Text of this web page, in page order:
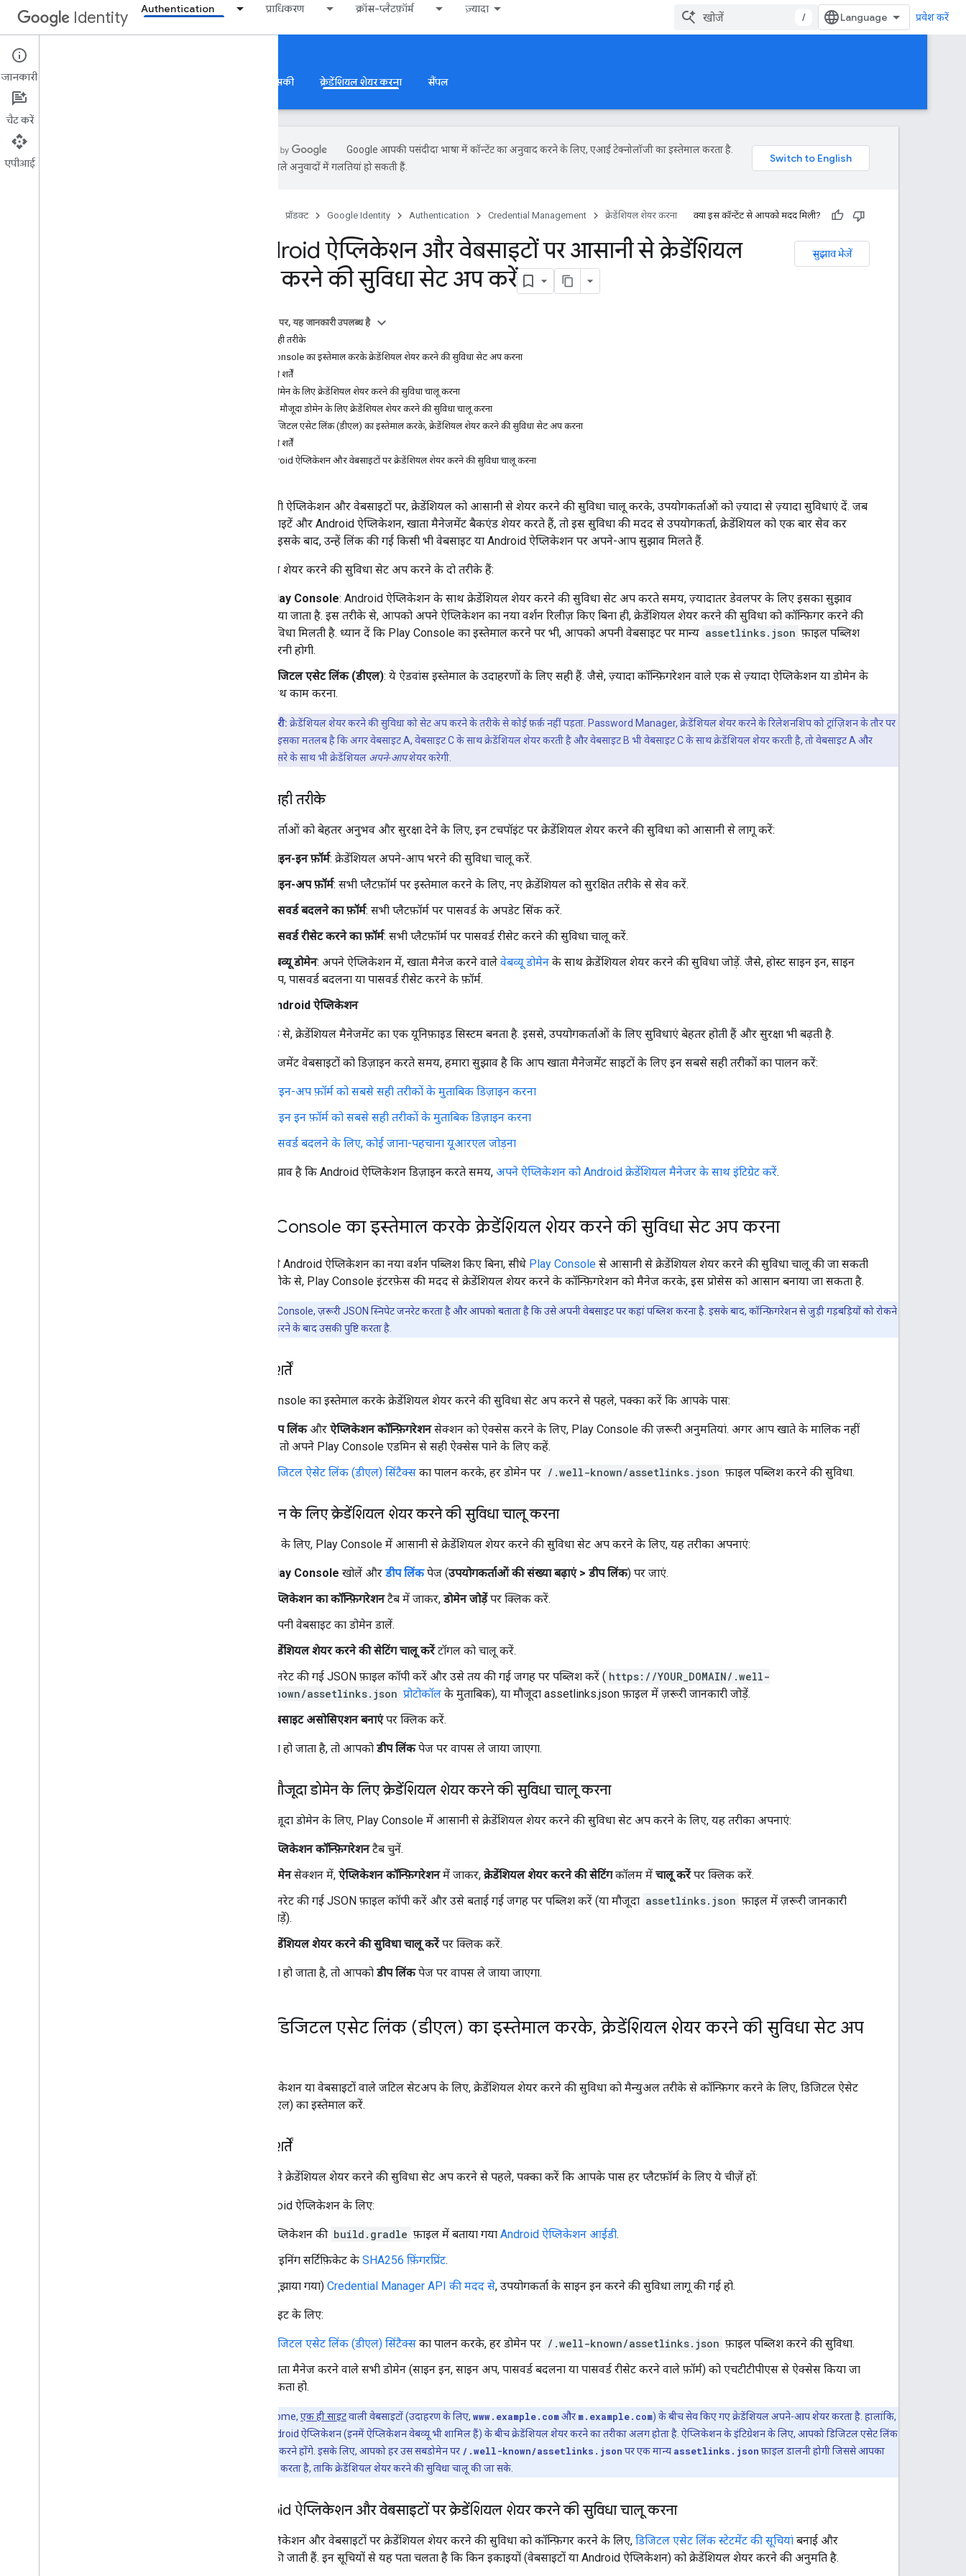
Identity Authentication प्राधिकरण क्रॉस-प्लैटफ़ॉर्म ज़्यादा
/ प्रवेश करें
Credential Management
Google से साइन इन करें पासकी क्रेडेंशियल शेयर करना सैंपल
Google आपकी पसंदीदा भाषा में कॉन्टेंट का अनुवाद करने के लिए, एआई टेक्नोलॉजी का इस्तेमाल करता है.
एआई से मिले अनुवादों में गलतियां हो सकती हैं.
प्रॉडक्ट Google Identity Authentication Credential Management क्रेडेंशियल शेयर करना क्या इस कॉन्टेंट से आपको मदद मिली?
सुझाव भेजें
Android ऐप्लिकेशन और वेबसाइटों पर आसानी से क्रेडेंशियल
शेयर करने की सुविधा सेट अप करें
इस पेज पर, यह जानकारी उपलब्ध है
सबसे सही तरीके
Play Console का इस्तेमाल करके क्रेडेंशियल शेयर करने की सुविधा सेट अप करना
ज़रूरी शर्तें
नए डोमेन के लिए क्रेडेंशियल शेयर करने की सुविधा चालू करना
किसी मौजूदा डोमेन के लिए क्रेडेंशियल शेयर करने की सुविधा चालू करना
सिर्फ़ डिजिटल एसेट लिंक (डीएल) का इस्तेमाल करके, क्रेडेंशियल शेयर करने की सुविधा सेट अप करना
ज़रूरी शर्तें
Android ऐप्लिकेशन और वेबसाइटों पर क्रेडेंशियल शेयर करने की सुविधा चालू करना
अपने सभी ऐप्लिकेशन और वेबसाइटों पर, क्रेडेंशियल को आसानी से शेयर करने की सुविधा चालू करके, उपयोगकर्ताओं को ज़्यादा से ज़्यादा सुविधाएं दें. जब
कई वेबसाइटें और Android ऐप्लिकेशन, खाता मैनेजमेंट बैकएंड शेयर करते हैं, तो इस सुविधा की मदद से उपयोगकर्ता, क्रेडेंशियल को एक बार सेव कर
सकते हैं. इसके बाद, उन्हें लिंक की गई किसी भी वेबसाइट या Android ऐप्लिकेशन पर अपने-आप सुझाव मिलते हैं.
क्रेडेंशियल शेयर करने की सुविधा सेट अप करने के दो तरीके हैं:
Play Console: Android ऐप्लिकेशन के साथ क्रेडेंशियल शेयर करने की सुविधा सेट अप करते समय, ज़्यादातर डेवलपर के लिए इसका सुझाव
दिया जाता है. इस तरीके से, आपको अपने ऐप्लिकेशन का नया वर्शन रिलीज़ किए बिना ही, क्रेडेंशियल शेयर करने की सुविधा को कॉन्फ़िगर करने की
सुविधा मिलती है. ध्यान दें कि Play Console का इस्तेमाल करने पर भी, आपको अपनी वेबसाइट पर मान्य assetlinks.json फ़ाइल पब्लिश
करनी होगी.
डिजिटल एसेट लिंक (डीएल): ये ऐडवांस इस्तेमाल के उदाहरणों के लिए सही हैं. जैसे, ज़्यादा कॉन्फ़िगरेशन वाले एक से ज़्यादा ऐप्लिकेशन या डोमेन के
साथ काम करना.
अहम जानकारी: क्रेडेंशियल शेयर करने की सुविधा को सेट अप करने के तरीके से कोई फ़र्क़ नहीं पड़ता. Password Manager, क्रेडेंशियल शेयर करने के रिलेशनशिप को ट्रांज़िशन के तौर पर
इस्तेमाल करता है. इसका मतलब है कि अगर वेबसाइट A, वेबसाइट C के साथ क्रेडेंशियल शेयर करती है और वेबसाइट B भी वेबसाइट C के साथ क्रेडेंशियल शेयर करती है, तो वेबसाइट A और
वेबसाइट B, एक-दूसरे के साथ भी क्रेडेंशियल अपने-आपशेयर करेगी.
सबसे सही तरीके
उपयोगकर्ताओं को बेहतर अनुभव और सुरक्षा देने के लिए, इन टचपॉइंट पर क्रेडेंशियल शेयर करने की सुविधा को आसानी से लागू करें:
साइन-इन फ़ॉर्म: क्रेडेंशियल अपने-आप भरने की सुविधा चालू करें.
साइन-अप फ़ॉर्म: सभी प्लैटफ़ॉर्म पर इस्तेमाल करने के लिए, नए क्रेडेंशियल को सुरक्षित तरीके से सेव करें.
पासवर्ड बदलने का फ़ॉर्म: सभी प्लैटफ़ॉर्म पर पासवर्ड के अपडेट सिंक करें.
पासवर्ड रीसेट करने का फ़ॉर्म: सभी प्लैटफ़ॉर्म पर पासवर्ड रीसेट करने की सुविधा चालू करें.
वेबव्यू डोमेन: अपने ऐप्लिकेशन में, खाता मैनेज करने वाले वेबव्यू डोमेन के साथ क्रेडेंशियल शेयर करने की सुविधा जोड़ें. जैसे, होस्ट साइन इन, साइन
अप, पासवर्ड बदलना या पासवर्ड रीसेट करने के फ़ॉर्म.
Android ऐप्लिकेशन
इस तरीके से, क्रेडेंशियल मैनेजमेंट का एक यूनिफ़ाइड सिस्टम बनता है. इससे, उपयोगकर्ताओं के लिए सुविधाएं बेहतर होती हैं और सुरक्षा भी बढ़ती है.
खाता मैनेजमेंट वेबसाइटों को डिज़ाइन करते समय, हमारा सुझाव है कि आप खाता मैनेजमेंट साइटों के लिए इन सबसे सही तरीकों का पालन करें:
साइन-अप फ़ॉर्म को सबसे सही तरीकों के मुताबिक डिज़ाइन करना
साइन इन फ़ॉर्म को सबसे सही तरीकों के मुताबिक डिज़ाइन करना
पासवर्ड बदलने के लिए, कोई जाना-पहचाना यूआरएल जोड़ना
हमारा सुझाव है कि Android ऐप्लिकेशन डिज़ाइन करते समय, अपने ऐप्लिकेशन को Android क्रेडेंशियल मैनेजर के साथ इंटिग्रेट करें.
Play Console का इस्तेमाल करके क्रेडेंशियल शेयर करने की सुविधा सेट अप करना
अब अपने Android ऐप्लिकेशन का नया वर्शन पब्लिश किए बिना, सीधे Play Console से आसानी से क्रेडेंशियल शेयर करने की सुविधा चालू की जा सकती
है. इस तरीके से, Play Console इंटरफ़ेस की मदद से क्रेडेंशियल शेयर करने के कॉन्फ़िगरेशन को मैनेज करके, इस प्रोसेस को आसान बनाया जा सकता है.
Play Console, ज़रूरी JSON स्निपेट जनरेट करता है और आपको बताता है कि उसे अपनी वेबसाइट पर कहां पब्लिश करना है. इसके बाद, कॉन्फ़िगरेशन से जुड़ी गड़बड़ियों को रोकने
के लिए, इसे लागू करने के बाद उसकी पुष्टि करता है.
ज़रूरी शर्तें
Play Console का इस्तेमाल करके क्रेडेंशियल शेयर करने की सुविधा सेट अप करने से पहले, पक्का करें कि आपके पास:
डीप लिंकऔर ऐप्लिकेशन कॉन्फ़िगरेशनसेक्शन को ऐक्सेस करने के लिए, Play Console की ज़रूरी अनुमतियां. अगर आप खाते के मालिक नहीं
हैं, तो अपने Play Console एडमिन से सही ऐक्सेस पाने के लिए कहें.
डिजिटल ऐसेट लिंक (डीएल) सिंटैक्स का पालन करके, हर डोमेन पर /.well-known/assetlinks.json फ़ाइल पब्लिश करने की सुविधा.
नए डोमेन के लिए क्रेडेंशियल शेयर करने की सुविधा चालू करना
नए डोमेन के लिए, Play Console में आसानी से क्रेडेंशियल शेयर करने की सुविधा सेट अप करने के लिए, यह तरीका अपनाएं:
Play Console खोलें और डीप लिंकपेज (उपयोगकर्ताओं की संख्या बढ़ाएं > डीप लिंक) पर जाएं.
ऐप्लिकेशन का कॉन्फ़िगरेशनटैब में जाकर, डोमेन जोड़ेंपर क्लिक करें.
अपनी वेबसाइट का डोमेन डालें.
क्रेडेंशियल शेयर करने की सेटिंग चालू करेंटॉगल को चालू करें.
जनरेट की गई JSON फ़ाइल कॉपी करें और उसे तय की गई जगह पर पब्लिश करें ( https://YOUR_DOMAIN/.well-
known/assetlinks.json प्रोटोकॉल के मुताबिक), या मौजूदा assetlinks.json फ़ाइल में ज़रूरी जानकारी जोड़ें.
वेबसाइट असोसिएशन बनाएंपर क्लिक करें.
अगर ऐसा हो जाता है, तो आपको डीप लिंकपेज पर वापस ले जाया जाएगा.
किसी मौजूदा डोमेन के लिए क्रेडेंशियल शेयर करने की सुविधा चालू करना
किसी मौजूदा डोमेन के लिए, Play Console में आसानी से क्रेडेंशियल शेयर करने की सुविधा सेट अप करने के लिए, यह तरीका अपनाएं:
ऐप्लिकेशन कॉन्फ़िगरेशनटैब चुनें.
डोमेनसेक्शन में, ऐप्लिकेशन कॉन्फ़िगरेशनमें जाकर, क्रेडेंशियल शेयर करने की सेटिंगकॉलम में चालू करेंपर क्लिक करें.
जनरेट की गई JSON फ़ाइल कॉपी करें और उसे बताई गई जगह पर पब्लिश करें (या मौजूदा assetlinks.json फ़ाइल में ज़रूरी जानकारी
जोड़ें).
क्रेडेंशियल शेयर करने की सुविधा चालू करेंपर क्लिक करें.
अगर ऐसा हो जाता है, तो आपको डीप लिंकपेज पर वापस ले जाया जाएगा.
सिर्फ़ डिजिटल एसेट लिंक (डीएल) का इस्तेमाल करके, क्रेडेंशियल शेयर करने की सुविधा सेट अप
कई ऐप्लिकेशन या वेबसाइटों वाले जटिल सेटअप के लिए, क्रेडेंशियल शेयर करने की सुविधा को मैन्युअल तरीके से कॉन्फ़िगर करने के लिए, डिजिटल ऐसेट
लिंक (डीएल) का इस्तेमाल करें.
ज़रूरी शर्तें
आसानी से क्रेडेंशियल शेयर करने की सुविधा सेट अप करने से पहले, पक्का करें कि आपके पास हर प्लैटफ़ॉर्म के लिए ये चीज़ें हों:
हर Android ऐप्लिकेशन के लिए:
ऐप्लिकेशन की build.gradle फ़ाइल में बताया गया Android ऐप्लिकेशन आईडी.
साइनिंग सर्टिफ़िकेट के SHA256 फ़िंगरप्रिंट.
(सुझाया गया) Credential Manager API की मदद से, उपयोगकर्ता के साइन इन करने की सुविधा लागू की गई हो.
हर वेबसाइट के लिए:
डिजिटल एसेट लिंक (डीएल) सिंटैक्स का पालन करके, हर डोमेन पर /.well-known/assetlinks.json फ़ाइल पब्लिश करने की सुविधा.
खाता मैनेज करने वाले सभी डोमेन (साइन इन, साइन अप, पासवर्ड बदलना या पासवर्ड रीसेट करने वाले फ़ॉर्म) को एचटीटीपीएस से ऐक्सेस किया जा
सकता हो.
Chrome, एक ही साइटवाली वेबसाइटों (उदाहरण के लिए, www.example.comऔर m.example.com) के बीच सेव किए गए क्रेडेंशियल अपने-आप शेयर करता है. हालांकि,
वेबसाइटों और Android ऐप्लिकेशन (इनमें ऐप्लिकेशन वेबव्यू भी शामिल हैं) के बीच क्रेडेंशियल शेयर करने का तरीका अलग होता है. ऐप्लिकेशन के इंटिग्रेशन के लिए, आपको डिजिटल एसेट लिंक
(डीएल) कॉन्फ़िगर करने होंगे. इसके लिए, आपको हर उस सबडोमेन पर /.well-known/assetlinks.json पर एक मान्य assetlinks.json फ़ाइल डालनी होगी जिससे आपका
ऐप्लिकेशन इंटरैक्ट करता है, ताकि क्रेडेंशियल शेयर करने की सुविधा चालू की जा सके.
Android ऐप्लिकेशन और वेबसाइटों पर क्रेडेंशियल शेयर करने की सुविधा चालू करना
सभी ऐप्लिकेशन और वेबसाइटों पर क्रेडेंशियल शेयर करने की सुविधा को कॉन्फ़िगर करने के लिए, डिजिटल एसेट लिंक स्टेटमेंट की सूचियां बनाई और
पब्लिश की जाती हैं. इन सूचियों से यह पता चलता है कि किन इकाइयों (वेबसाइटों या Android ऐप्लिकेशन) को क्रेडेंशियल शेयर करने की अनुमति है.
जानकारी
चैट करें
एपीआई